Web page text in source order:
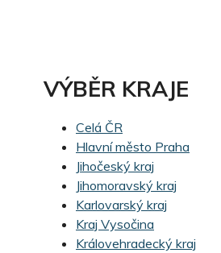
VÝBĚR KRAJE
Celá ČR
Hlavní město Praha
Jihočeský kraj
Jihomoravský kraj
Karlovarský kraj
Kraj Vysočina
Královehradecký kraj